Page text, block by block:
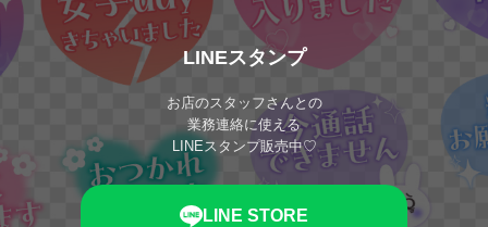
LINEスタンプ
お店のスタッフさんとの
業務連絡に使える
LINEスタンプ販売中♡
LINE STORE